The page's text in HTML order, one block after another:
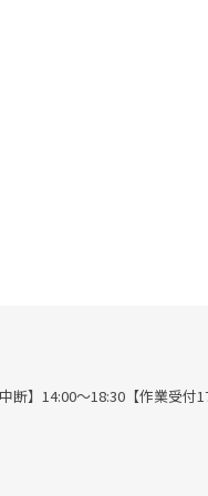
】14:00～18:30【作業受付